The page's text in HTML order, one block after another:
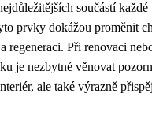
součástí každé
prvky dokážou proměnit
regeneraci. Při renovaci
je nezbytné věnovat
ale také výrazně